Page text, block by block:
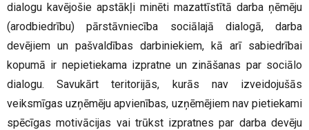
dialogu kavējošie apstākļi minēti mazattīstītā darba ņēmēju
(arodbiedrību) pārstāvniecība sociālajā dialogā, darba
devējiem un pašvaldības darbiniekiem, kā arī sabiedrībai
kopumā ir nepietiekama izpratne un zināšanas par sociālo
dialogu. Savukārt teritorijās, kurās nav izveidojušās
veiksmīgas uzņēmēju apvienības, uzņēmējiem nav pietiekami
spēcīgas motivācijas vai trūkst izpratnes par darba devēju